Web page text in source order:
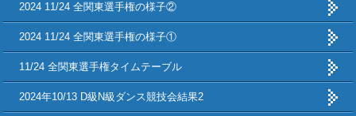
2024 11/24 全関東選手権の様子②
2024 11/24 全関東選手権の様子①
11/24 全関東選手権タイムテーブル
2024年10/13 D級N級ダンス競技会結果2